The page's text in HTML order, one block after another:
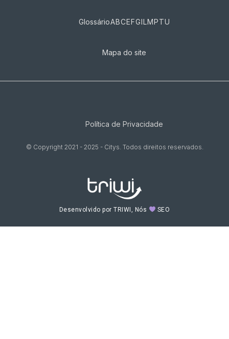
GlossárioABCEFGILMPTU
Mapa do site
Política de Privacidade
© Copyright 2021 - 2025 - Citys. Todos direitos reservados.
Desenvolvido por TRIWI, Nós SEO